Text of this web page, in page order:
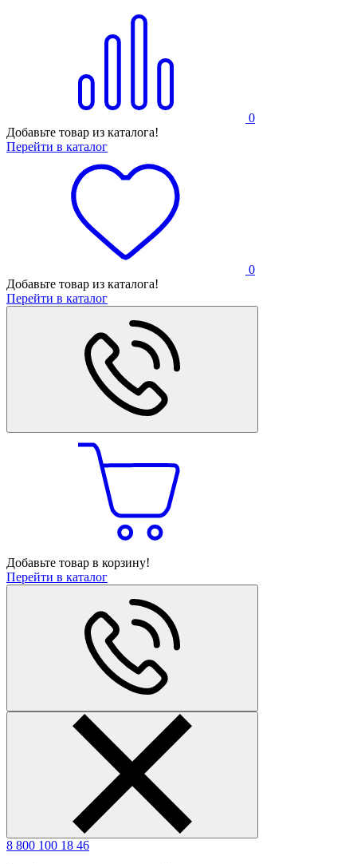
0
Добавьте товар из каталога!
Перейти в каталог
0
Добавьте товар из каталога!
Перейти в каталог
Добавьте товар в корзину!
Перейти в каталог
8 800 100 18 46